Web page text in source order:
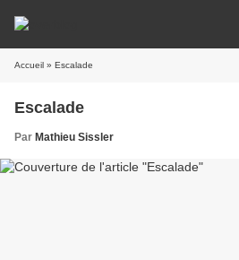
Accueil » Escalade
Escalade
Par Mathieu Sissler